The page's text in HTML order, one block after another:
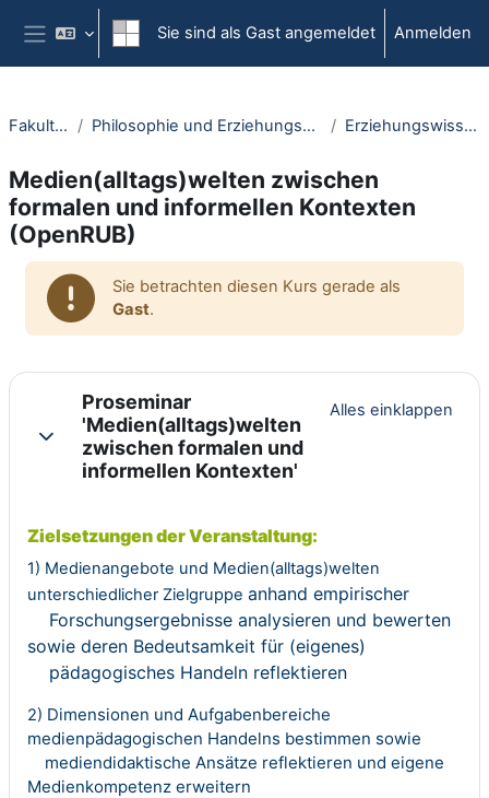
Zum Hauptinhalt
Website-Übersicht
Sie sind als Gast angemeldet Anmelden
Fakultäten Philosophie und Erziehungswissenschaft Erziehungswissenschaft
Medien(alltags)welten zwischen
formalen und informellen Kontexten
(OpenRUB)
Sie betrachten diesen Kurs gerade als
Gast.
Abschnittsübersicht
Einklappen
Proseminar
'Medien(alltags)welten
zwischen formalen und
informellen Kontexten'
Alles einklappen
Zielsetzungen der Veranstaltung:
1) Medienangebote und Medien(alltags)welten
unterschiedlicher Zielgruppe anhand empirischer
Forschungsergebnisse analysieren und bewerten
sowie deren Bedeutsamkeit für (eigenes)
pädagogisches Handeln reflektieren
2) Dimensionen und Aufgabenbereiche
medienpädagogischen Handelns bestimmen sowie
mediendidaktische Ansätze reflektieren und eigene
Medienkompetenz erweitern